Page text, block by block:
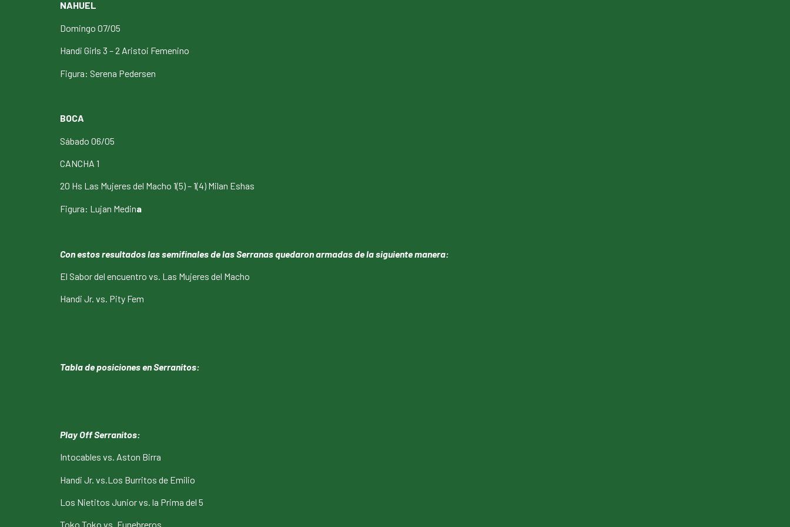
NAHUEL
Domingo 07/05
Handi Girls 3 – 2 Aristoi Femenino
Figura: Serena Pedersen
BOCA
Sábado 06/05
CANCHA 1
20 Hs Las Mujeres del Macho 1(5) – 1(4) Milan Eshas
Figura: Lujan Medina
Con estos resultados las semifinales de las Serranas quedaron armadas de la siguiente manera:
El Sabor del encuentro vs. Las Mujeres del Macho
Handi Jr. vs. Pity Fem
Tabla de posiciones en Serranitos:
Play Off Serranitos:
Intocables vs. Aston Birra
Handi Jr. vs.Los Burritos de Emilio
Los Nietitos Junior vs. la Prima del 5
Toko Toko vs. Funebreros.